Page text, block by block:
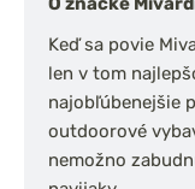
Keď sa povie
len v tom
najobľúbenejšie
outdoorové
nemožno